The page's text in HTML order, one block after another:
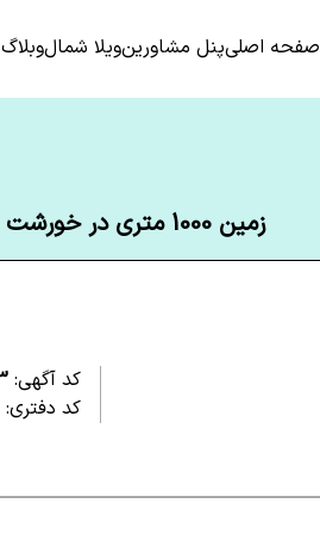
صفحه اصلیپنل مشاورینویلا شمال
زمین 1000 متری در خورشت اشنویه
کد آگهی:
کد دفتری: